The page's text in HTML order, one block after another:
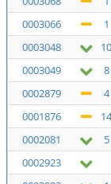
0003066
1
0003048
10
0003049
8
0002879
4
0001876
14
0002081
5
0002923